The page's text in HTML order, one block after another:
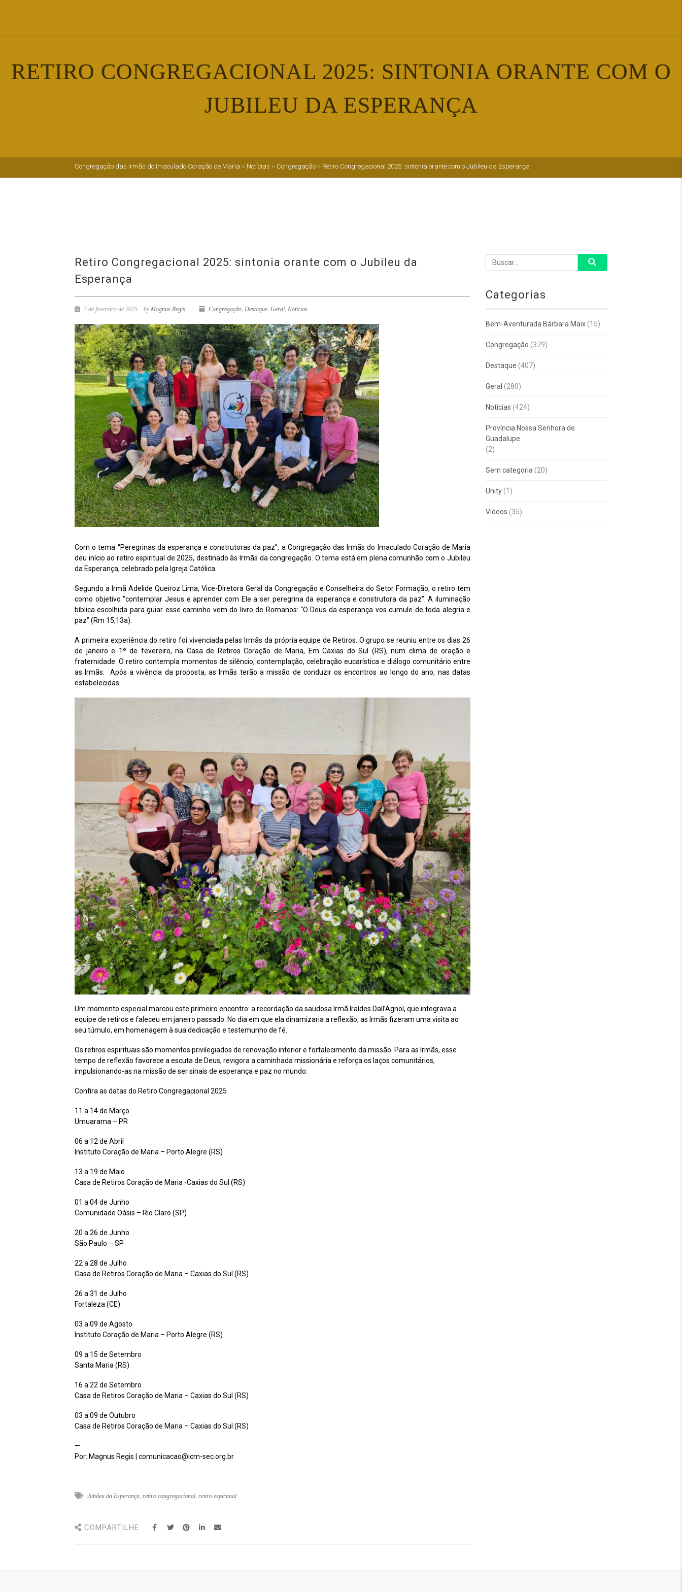
RETIRO CONGREGACIONAL 2025: SINTONIA ORANTE COM O
JUBILEU DA ESPERANÇA
Congregação das Irmãs do Imaculado Coração de Maria > Notícias > Congregação > Retiro Congregacional 2025: sintonia orante com o Jubileu da Esperança
Retiro Congregacional 2025: sintonia orante com o Jubileu da
Esperança
3 de fevereiro de 2025 byMagnus Regis Congregação, Destaque, Geral, Notícias
Com o tema “Peregrinas da esperança e construtoras da paz”, a Congregação das Irmãs do Imaculado Coração de Maria
deu início ao retiro espiritual de 2025, destinado às Irmãs da congregação. O tema está em plena comunhão com o Jubileu
da Esperança, celebrado pela Igreja Católica.
Segundo a Irmã Adelide Queiroz Lima, Vice-Diretora Geral da Congregação e Conselheira do Setor Formação, o retiro tem
como objetivo “contemplar Jesus e aprender com Ele a ser peregrina da esperança e construtora da paz”. A iluminação
bíblica escolhida para guiar esse caminho vem do livro de Romanos: “O Deus da esperança vos cumule de toda alegria e
paz” (Rm 15,13a).
A primeira experiência do retiro foi vivenciada pelas Irmãs da própria equipe de Retiros. O grupo se reuniu entre os dias 26
de janeiro e 1º de fevereiro, na Casa de Retiros Coração de Maria, Em Caxias do Sul (RS), num clima de oração e
fraternidade. O retiro contempla momentos de silêncio, contemplação, celebração eucarística e diálogo comunitário entre
as Irmãs. Após a vivência da proposta, as Irmãs terão a missão de conduzir os encontros ao longo do ano, nas datas
estabelecidas.
Um momento especial marcou este primeiro encontro: a recordação da saudosa Irmã Iraídes Dall’Agnol, que integrava a
equipe de retiros e faleceu em janeiro passado. No dia em que ela dinamizaria a reflexão, as Irmãs fizeram uma visita ao
seu túmulo, em homenagem à sua dedicação e testemunho de fé.
Os retiros espirituais são momentos privilegiados de renovação interior e fortalecimento da missão. Para as Irmãs, esse
tempo de reflexão favorece a escuta de Deus, revigora a caminhada missionária e reforça os laços comunitários,
impulsionando-as na missão de ser sinais de esperança e paz no mundo.
Confira as datas do Retiro Congregacional 2025
11 a 14 de Março
Umuarama – PR
06 a 12 de Abril
Instituto Coração de Maria – Porto Alegre (RS)
13 a 19 de Maio
Casa de Retiros Coração de Maria -Caxias do Sul (RS)
01 a 04 de Junho
Comunidade Oásis – Rio Claro (SP)
20 a 26 de Junho
São Paulo – SP
22 a 28 de Julho
Casa de Retiros Coração de Maria – Caxias do Sul (RS)
26 a 31 de Julho
Fortaleza (CE)
03 a 09 de Agosto
Instituto Coração de Maria – Porto Alegre (RS)
09 a 15 de Setembro
Santa Maria (RS)
16 a 22 de Setembro
Casa de Retiros Coração de Maria – Caxias do Sul (RS)
03 a 09 de Outubro
Casa de Retiros Coração de Maria – Caxias do Sul (RS)
—
Por: Magnus Regis | comunicacao@icm-sec.org.br
Jubileu da Esperança, retiro congregacional, retiro espiritual
COMPARTILHE
Categorias
Bem-Aventurada Bárbara Maix (15)
Congregação (379)
Destaque (407)
Geral (280)
Notícias (424)
Província Nossa Senhora de
Guadalupe
(2)
Sem categoria (20)
Unity (1)
Videos (35)